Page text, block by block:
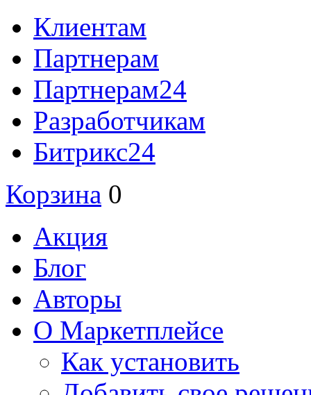
Клиентам
Партнерам
Партнерам24
Разработчикам
Битрикс24
Корзина 0
Акция
Блог
Авторы
О Маркетплейсе
Как установить